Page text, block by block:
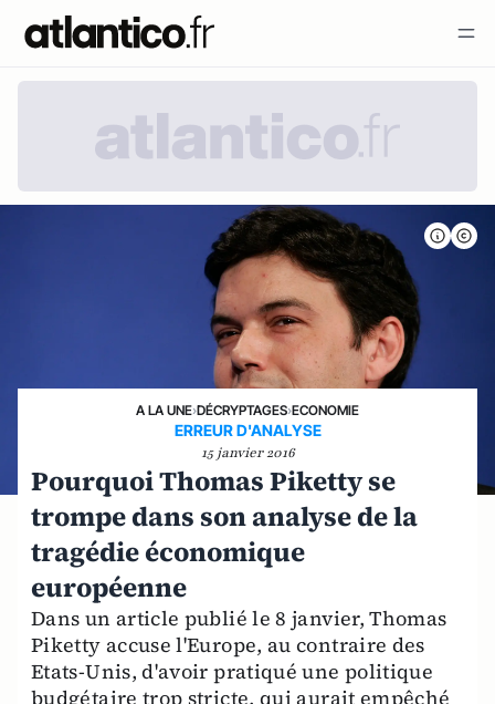
A LA UNE›DÉCRYPTAGES›ECONOMIE
ERREUR D'ANALYSE
15 janvier 2016
Pourquoi Thomas Piketty se
trompe dans son analyse de la
tragédie économique
européenne
Dans un article publié le 8 janvier, Thomas
Piketty accuse l'Europe, au contraire des
Etats-Unis, d'avoir pratiqué une politique
budgétaire trop stricte, qui aurait empêché